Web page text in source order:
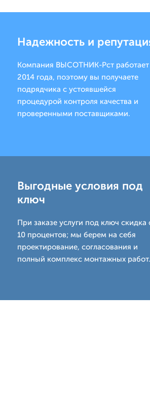
Надежность и
Компания ВЫСОТНИК-Рст работает
2014 года, поэтому вы получаете
подрядчика с устоявшейся
процедурой контроля качества и
проверенными поставщиками.
Выгодные условия под
ключ
При заказе услуги под ключ скидка
10 процентов; мы берем на себя
проектирование, согласования и
полный комплекс монтажных работ.